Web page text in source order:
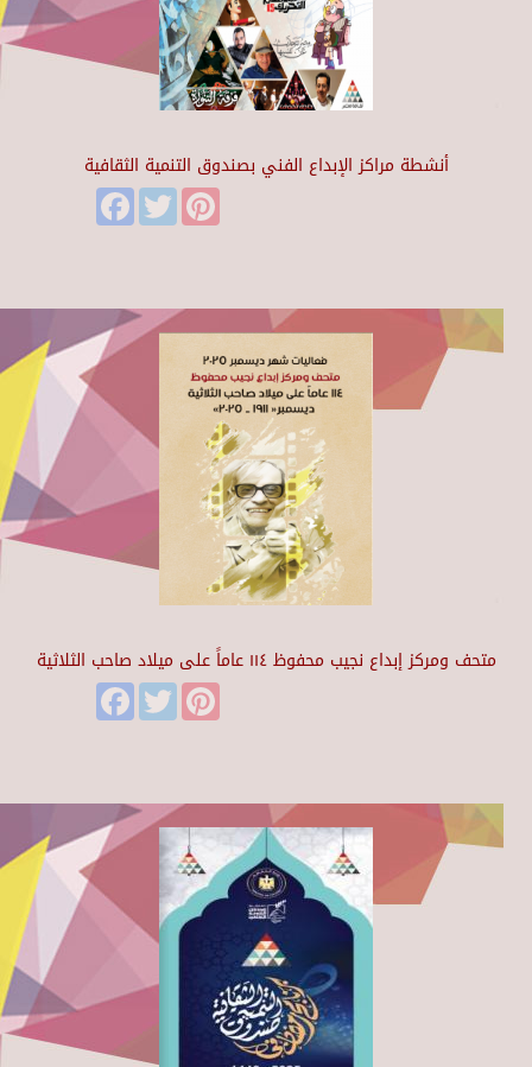
أنشطة مراكز الإبداع الفني بصندوق التنمية الثقافية
FacebookTwitter
متحف ومركز إبداع نجيب محفوظ ١١٤ عاماً على ميلاد صاحب الثلاثية
FacebookTwitter